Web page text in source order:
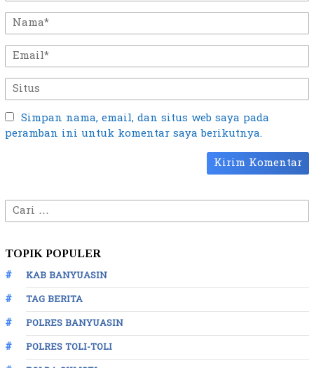
Simpan nama, email, dan situs web saya pada
peramban ini untuk komentar saya berikutnya.
Cari
untuk:
TOPIK POPULER
KAB BANYUASIN
TAG BERITA
POLRES BANYUASIN
POLRES TOLI-TOLI